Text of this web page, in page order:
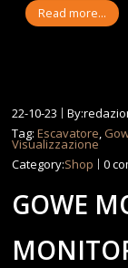
Read more...
22-10-23
Tag:Escavatore,
Visualizzazione
Category:Shop 0
GOWE